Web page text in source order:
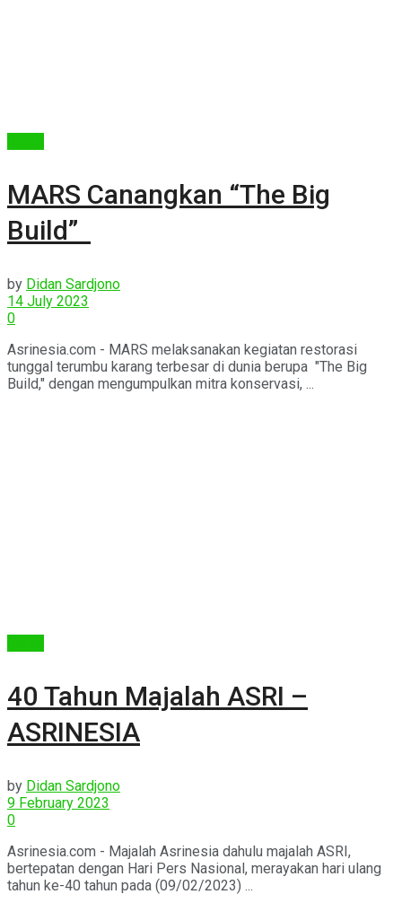
MARS Canangkan “The Big
Build”
by Didan Sardjono
14 July 2023
0
Asrinesia.com - MARS melaksanakan kegiatan restorasi
tunggal terumbu karang terbesar di dunia berupa "The Big
Build," dengan mengumpulkan mitra konservasi, ...
40 Tahun Majalah ASRI –
ASRINESIA
by Didan Sardjono
9 February 2023
0
Asrinesia.com - Majalah Asrinesia dahulu majalah ASRI,
bertepatan dengan Hari Pers Nasional, merayakan hari ulang
tahun ke-40 tahun pada (09/02/2023) ...